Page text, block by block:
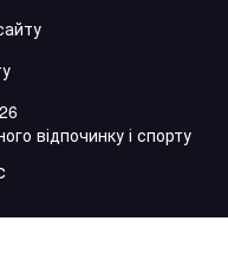
відпочинку і спорту